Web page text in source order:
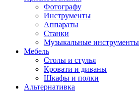
Фотографу
Инструменты
Аппараты
Станки
Музыкальные инструменты
Мебель
Столы и стулья
Кровати и диваны
Шкафы и полки
Альтернативка